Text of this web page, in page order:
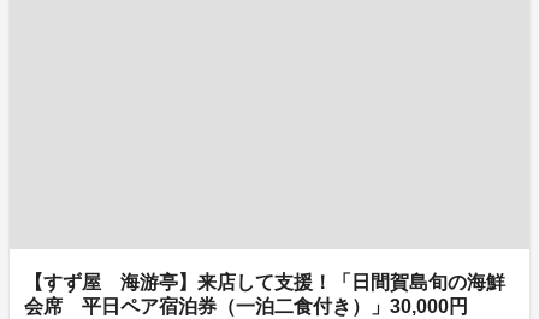
【すず屋 海游亭】来店して支援！「日間賀島旬の海鮮
会席 平日ペア宿泊券（一泊二食付き）」30,000円